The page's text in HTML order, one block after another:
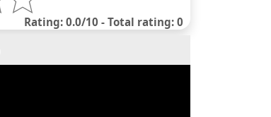
Rating: 0.0/10 - Total rating: 0